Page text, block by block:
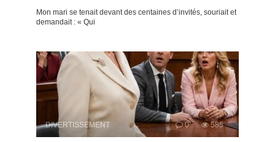
Mon mari se tenait devant des centaines d’invités, souriait et
demandait : « Qui
DIVERTISSEMENT 0 585